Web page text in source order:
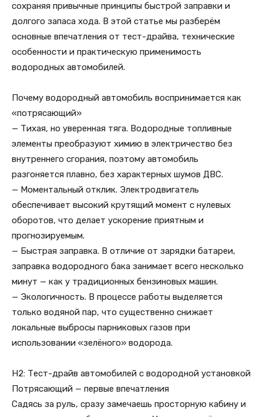
сохраняя привычные принципы быстрой заправки и
долгого запаса хода. В этой статье мы разберём
основные впечатления от тест-драйва, технические
особенности и практическую применимость
водородных автомобилей.
Почему водородный автомобиль воспринимается как
«потрясающий»
— Тихая, но уверенная тяга. Водородные топливные
элементы преобразуют химию в электричество без
внутреннего сгорания, поэтому автомобиль
разгоняется плавно, без характерных шумов ДВС.
— Моментальный отклик. Электродвигатель
обеспечивает высокий крутящий момент с нулевых
оборотов, что делает ускорение приятным и
прогнозируемым.
— Быстрая заправка. В отличие от зарядки батареи,
заправка водородного бака занимает всего несколько
минут — как у традиционных бензиновых машин.
— Экологичность. В процессе работы выделяется
только водяной пар, что существенно снижает
локальные выбросы парниковых газов при
использовании «зелёного» водорода.
H2: Тест-драйв автомобилей с водородной установкой
Потрясающий — первые впечатления
Садясь за руль, сразу замечаешь просторную кабину и